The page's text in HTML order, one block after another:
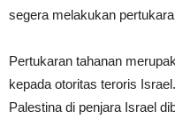
segera melakukan
Pertukaran tahanan
kepada otoritas teroris
Palestina di penjara Israel